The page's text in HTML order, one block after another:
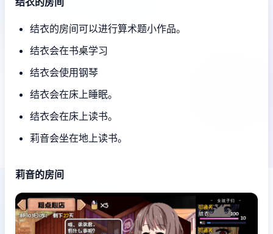
结衣的房间可以进行算术题小作品。
结衣会在书桌学习
结衣会使用钢琴
结衣会在床上睡眠。
结衣会在床上读书。
莉音会坐在地上读书。
莉音的房间